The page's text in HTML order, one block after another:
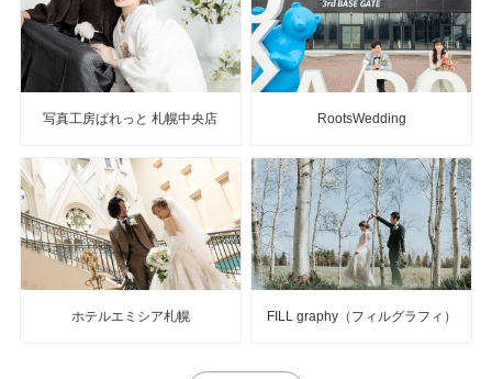
写真工房ぱれっと 札幌中央店 RootsWedding
ホテルエミシア札幌 FILL graphy（フィルグラフィ）